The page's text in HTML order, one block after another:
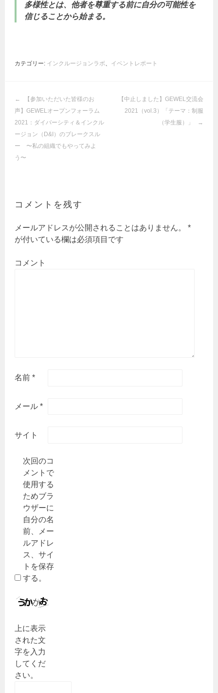
多様性とは、他者を尊重する前に自分の可能性を
信じることから始まる。
カテゴリー: インクルージョンラボ、 イベントレポート
投
稿
ナ
ビ
ゲ
ー
【参加いただいた皆様のお
声】GEWELオープンフォーラム
2021：ダイバーシティ＆インクル
ージョン（D&I）のブレークスル
ー 〜私の組織でもやってみよ
う〜
【中止しました】GEWEL交流会
2021（vol.3）「テーマ：制服
（学生服）」
コメントを残す
メールアドレスが公開されることはありません。
*
が付いている欄は必須項目です
コメント
名前*
メール*
サイト
次回のコ
メントで
使用する
ためブラ
ウザーに
自分の名
前、メー
ルアドレ
ス、サイ
トを保存
する。
上に表示
された文
字を入力
してくだ
さい。